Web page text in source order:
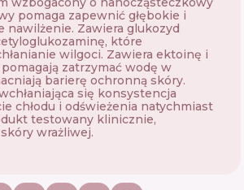
pomaga zapewnić głębokie i
nawilżenie. Zawiera glukozyd
które
wilgoci. Zawiera ektoinę i
zatrzymać wodę w
barierę ochronną skóry.
się konsystencja
chłodu i odświeżenia natychmiast
testowany klinicznie,
wrażliwej.